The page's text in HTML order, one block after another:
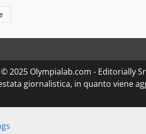
2025 Olympialab.com - Editorially
giornalistica, in quanto viene